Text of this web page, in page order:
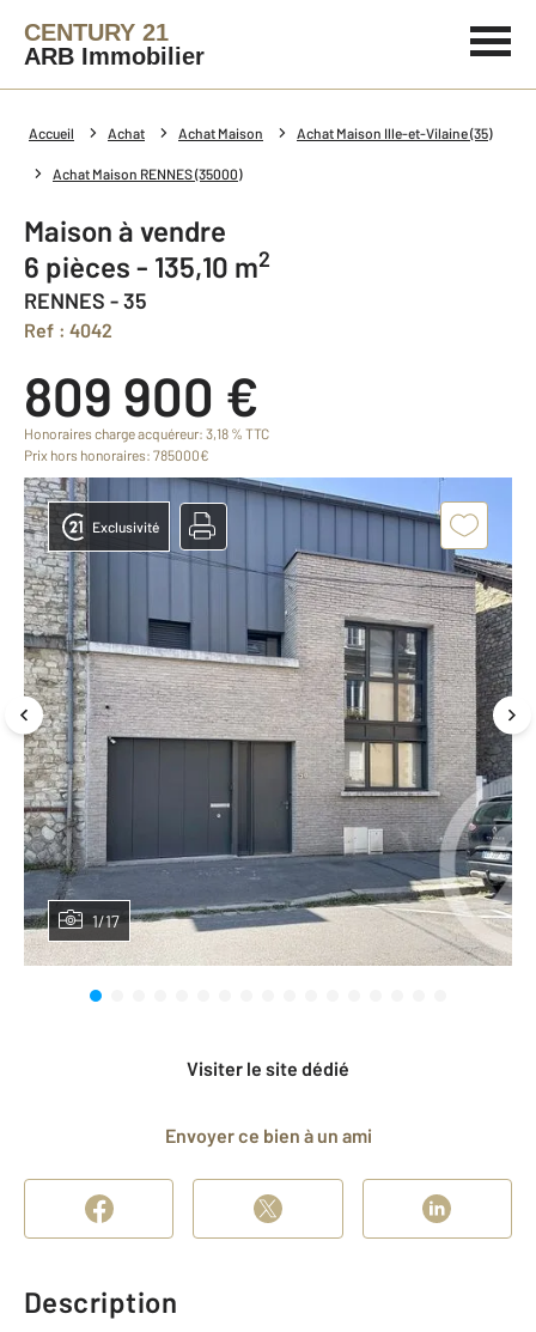
CENTURY 21
ARB Immobilier
Accueil Achat Achat Maison Achat Maison Ille-et-Vilaine (35)
Achat Maison RENNES (35000)
Maison à vendre
6 pièces - 135,10 m2
RENNES - 35
Ref : 4042
809 900 €
Honoraires charge acquéreur: 3,18 % TTC
Prix hors honoraires: 785000€
1/17
Exclusivité
Visiter le site dédié
Envoyer ce bien à un ami
Description